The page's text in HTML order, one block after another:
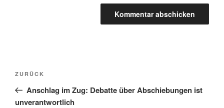
Beitragsnavigation
Vorheriger
Beitrag
ZURÜCK
Anschlag im Zug: Debatte über Abschiebungen ist
unverantwortlich